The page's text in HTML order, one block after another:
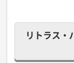
リトラス